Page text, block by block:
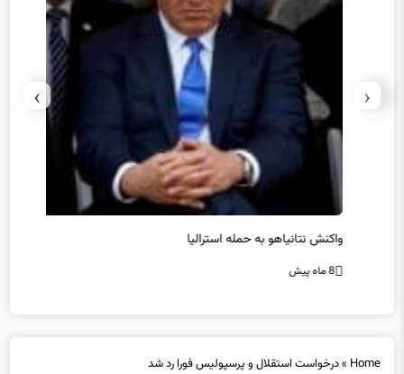
واکنش نتانیاهو به حمله استرالیا
‹
›
Home
»درخواست استقلال و پرسپولیس فورا رد شد